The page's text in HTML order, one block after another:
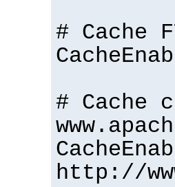
# Cache
# Cache
http://